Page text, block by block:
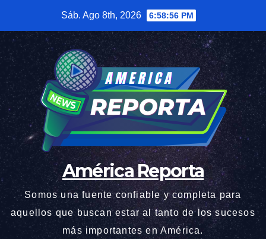
contenido
Sáb. Ago 8th, 2026 6:58:57 PM
América Reporta
Somos una fuente confiable y completa para
aquellos que buscan estar al tanto de los sucesos
más importantes en América.